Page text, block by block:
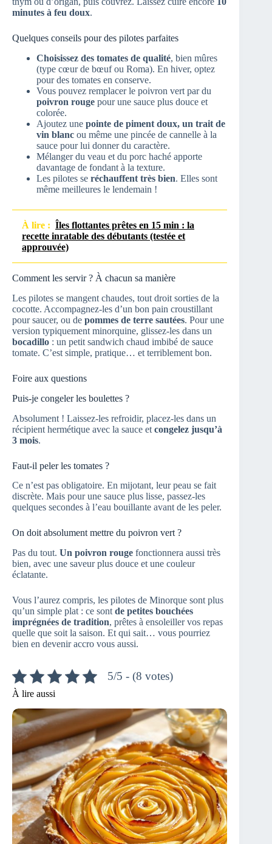
minutes à feu doux.
Quelques conseils pour des pilotes parfaites
Choisissez des tomates de qualité, bien mûres
(type cœur de bœuf ou Roma). En hiver, optez
pour des tomates en conserve.
Vous pouvez remplacer le poivron vert par du
poivron rouge pour une sauce plus douce et
colorée.
Ajoutez une pointe de piment doux, un trait de
vin blanc ou même une pincée de cannelle à la
sauce pour lui donner du caractère.
Mélanger du veau et du porc haché apporte
davantage de fondant à la texture.
Les pilotes se réchauffent très bien. Elles sont
même meilleures le lendemain !
À lire : Îles flottantes prêtes en 15 min : la
recette inratable des débutants (testée et
approuvée)
Comment les servir ? À chacun sa manière
Les pilotes se mangent chaudes, tout droit sorties de la
cocotte. Accompagnez-les d’un bon pain croustillant
pour saucer, ou de pommes de terre sautées. Pour une
version typiquement minorquine, glissez-les dans un
bocadillo : un petit sandwich chaud imbibé de sauce
tomate. C’est simple, pratique… et terriblement bon.
Foire aux questions
Puis-je congeler les boulettes ?
Absolument ! Laissez-les refroidir, placez-les dans un
récipient hermétique avec la sauce et congelez jusqu’à
3 mois.
Faut-il peler les tomates ?
Ce n’est pas obligatoire. En mijotant, leur peau se fait
discrète. Mais pour une sauce plus lisse, passez-les
quelques secondes à l’eau bouillante avant de les peler.
On doit absolument mettre du poivron vert ?
Pas du tout. Un poivron rouge fonctionnera aussi très
bien, avec une saveur plus douce et une couleur
éclatante.
Vous l’aurez compris, les pilotes de Minorque sont plus
qu’un simple plat : ce sont de petites bouchées
imprégnées de tradition, prêtes à ensoleiller vos repas
quelle que soit la saison. Et qui sait… vous pourriez
bien en devenir accro vous aussi.
5/5 - (8 votes)
À lire aussi